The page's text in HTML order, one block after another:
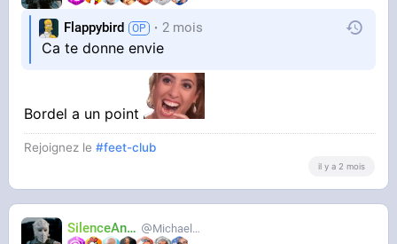
Flappybird 2 mois
Ca te donne envie
Bordel a un point
Rejoignez le#feet-club
il y a 2 mois
SilenceAnus MichaelMann